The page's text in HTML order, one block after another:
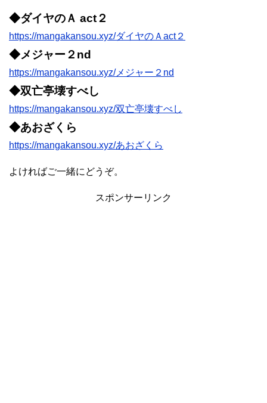
◆ダイヤのＡ act２
https://mangakansou.xyz/ダイヤのＡact２
◆メジャー２nd
https://mangakansou.xyz/メジャー２nd
◆双亡亭壊すべし
https://mangakansou.xyz/双亡亭壊すべし
◆あおざくら
https://mangakansou.xyz/あおざくら
よければご一緒にどうぞ。
スポンサーリンク